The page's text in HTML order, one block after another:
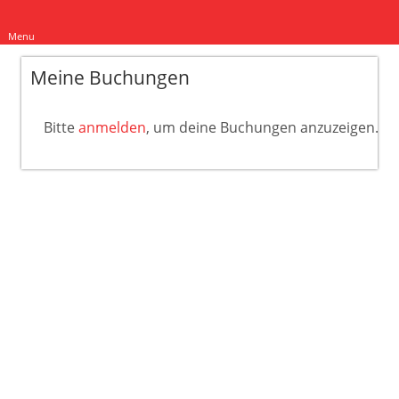
Meine Buchungen
Bitteanmelden, um deine Buchungen anzuzeigen.
Menu